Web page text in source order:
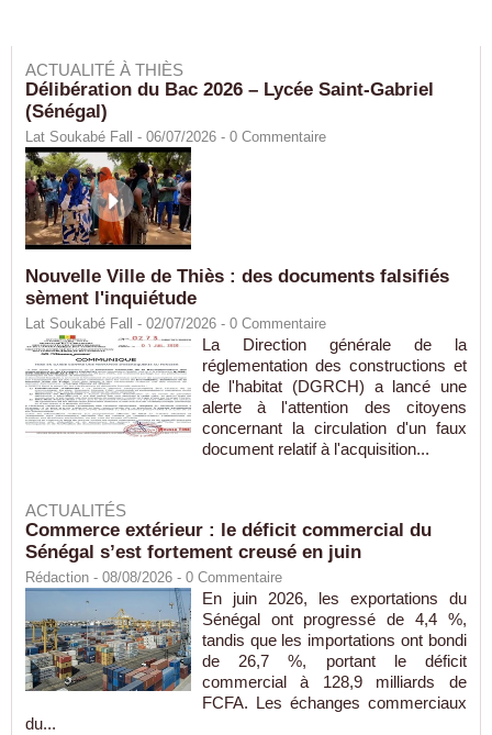
ACTUALITÉ À THIÈS
Délibération du Bac 2026 – Lycée Saint-Gabriel
(Sénégal)
Lat Soukabé Fall - 06/07/2026 - 0 Commentaire
Nouvelle Ville de Thiès : des documents falsifiés
sèment l'inquiétude
Lat Soukabé Fall - 02/07/2026 - 0 Commentaire
La Direction générale de la
réglementation des constructions et
de l'habitat (DGRCH) a lancé une
alerte à l'attention des citoyens
concernant la circulation d'un faux
document relatif à l'acquisition...
ACTUALITÉS
Commerce extérieur : le déficit commercial du
Sénégal s’est fortement creusé en juin
Rédaction - 08/08/2026 - 0 Commentaire
En juin 2026, les exportations du
Sénégal ont progressé de 4,4 %,
tandis que les importations ont bondi
de 26,7 %, portant le déficit
commercial à 128,9 milliards de
FCFA. Les échanges commerciaux
du...